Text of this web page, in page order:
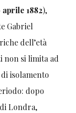
aprile 1882),
Gabriel
dell’età
non si limita ad
isolamento
dopo
Londra,